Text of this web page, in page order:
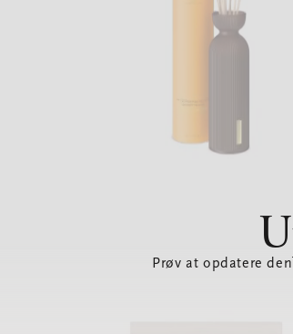
Prøv at opdatere